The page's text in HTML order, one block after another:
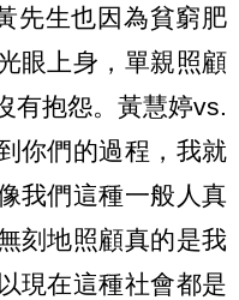
先生也因為貧窮肥
眼上身，單親照顧
有抱怨。黃慧婷vs.
你們的過程，我就
我們這種一般人真
刻地照顧真的是我
現在這種社會都是